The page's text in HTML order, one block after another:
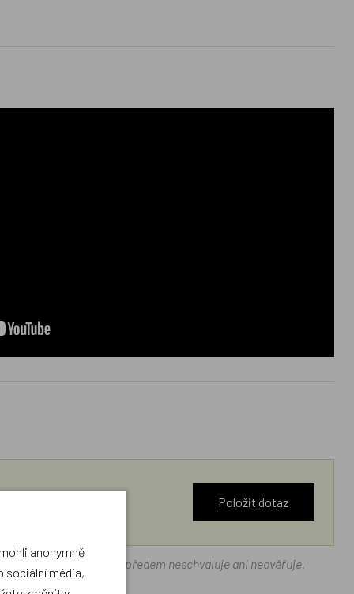
Položit dotaz
texty zákazníků předem neschvaluje ani neověřuje.
anonymně
sociální média,